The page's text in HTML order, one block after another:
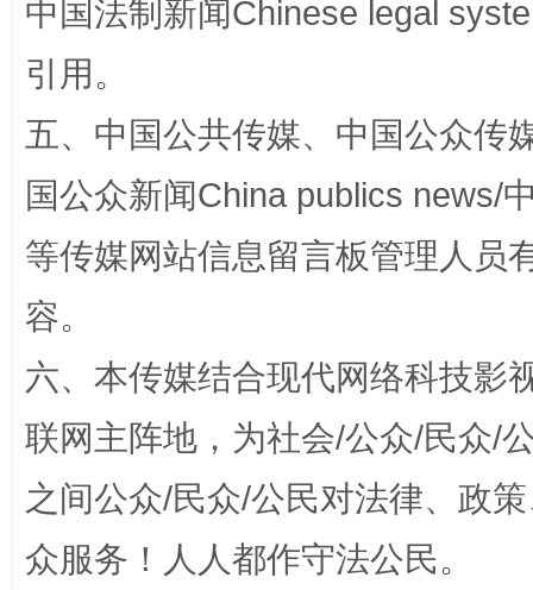
中国法制新闻Chinese legal
引用。
五、中国公共传媒、中国公众传
国公众新闻China publics news/
等传媒网站信息留言板管理人员
容。
六、本传媒结合现代网络科技影
联网主阵地，为社会/公众/民众/
之间公众/民众/公民对法律、政
众服务！人人都作守法公民。